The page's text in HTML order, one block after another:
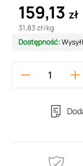
159,13 zł
31,83 zł/kg
Dostępność: